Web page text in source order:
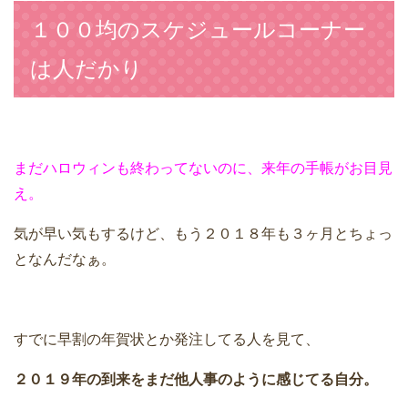
１００均のスケジュールコーナー
は人だかり
まだハロウィンも終わってないのに、来年の手帳がお目見
え。
気が早い気もするけど、もう２０１８年も３ヶ月とちょっ
となんだなぁ。
すでに早割の年賀状とか発注してる人を見て、
２０１９年の到来をまだ他人事のように感じてる自分。